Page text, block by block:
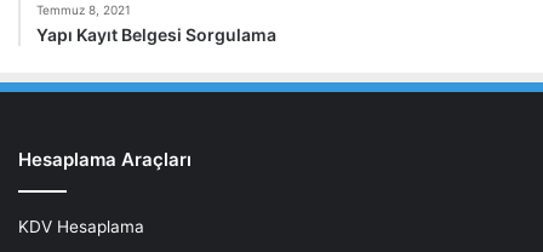
Temmuz 8, 2021
Yapı Kayıt Belgesi Sorgulama
Hesaplama Araçları
KDV Hesaplama